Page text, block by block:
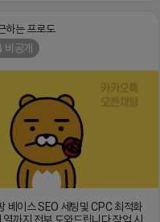
하는 프로도
비공개
베이스 SEO 세팅및 CPC 최적화